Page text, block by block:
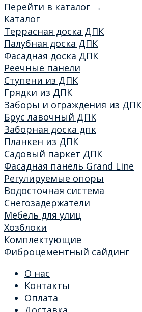
Перейти в каталог →
Каталог
Террасная доска ДПК
Палубная доска ДПК
Фасадная доска ДПК
Реечные панели
Ступени из ДПК
Грядки из ДПК
Заборы и ограждения из ДПК
Брус лавочный ДПК
Заборная доска дпк
Планкен из ДПК
Садовый паркет ДПК
Фасадная панель Grand Line
Регулируемые опоры
Водосточная система
Снегозадержатели
Мебель для улиц
Хозблоки
Комплектующие
Фиброцементный сайдинг
О нас
Контакты
Оплата